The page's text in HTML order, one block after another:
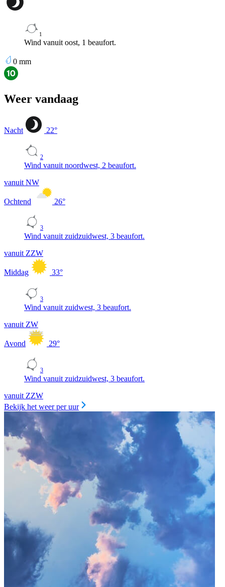
1
Wind vanuit oost, 1 beaufort.
0 mm
Weer vandaag
Nacht 22°
2
Wind vanuit noordwest, 2 beaufort.
vanuit NW
Ochtend 26°
3
Wind vanuit zuidzuidwest, 3 beaufort.
vanuit ZZW
Middag 33°
3
Wind vanuit zuidwest, 3 beaufort.
vanuit ZW
Avond 29°
3
Wind vanuit zuidzuidwest, 3 beaufort.
vanuit ZZW
Bekijk het weer per uur